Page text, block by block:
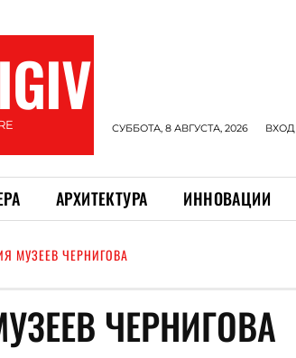
СУББОТА, 8 АВГУСТА, 2026 ВХОД
АРХИТЕКТУРА ИННОВАЦИИ
МУЗЕЕВ ЧЕРНИГОВА
ЧЕРНИГОВА